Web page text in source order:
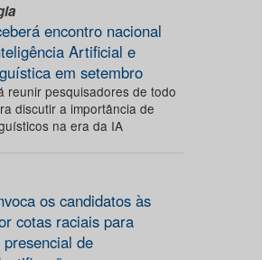
encontro nacional
Artificial e
em setembro
reunir pesquisadores de todo
discutir a importância de
na era da IA
os candidatos às
cotas raciais para
de